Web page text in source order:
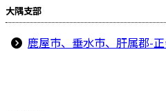
大隅支部
鹿屋市、垂水市、肝属郡-